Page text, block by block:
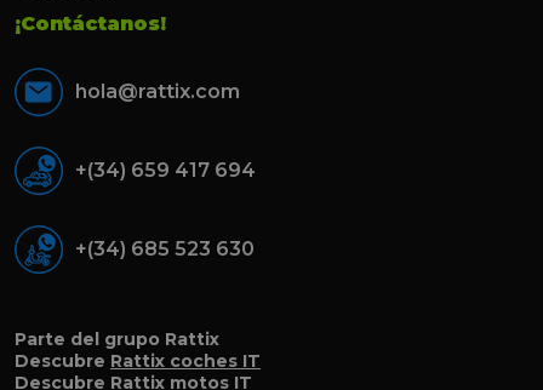
¡Contáctanos!
hola@rattix.com
+(34) 659 417 694
+(34) 685 523 630
Parte del grupo Rattix
Descubre Rattix coches IT
Descubre Rattix motos IT